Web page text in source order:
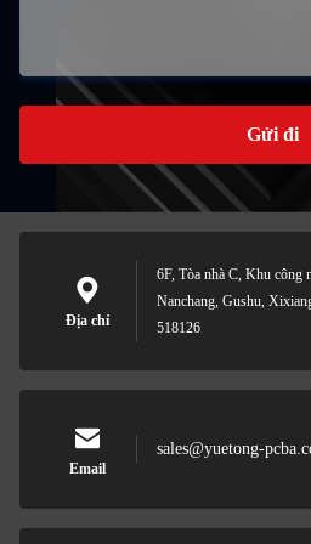
Gửi đi
Địa chỉ
6F, Tòa nhà C, Khu công
Nanchang, Gushu,
518126
Email
sales@yuetong-